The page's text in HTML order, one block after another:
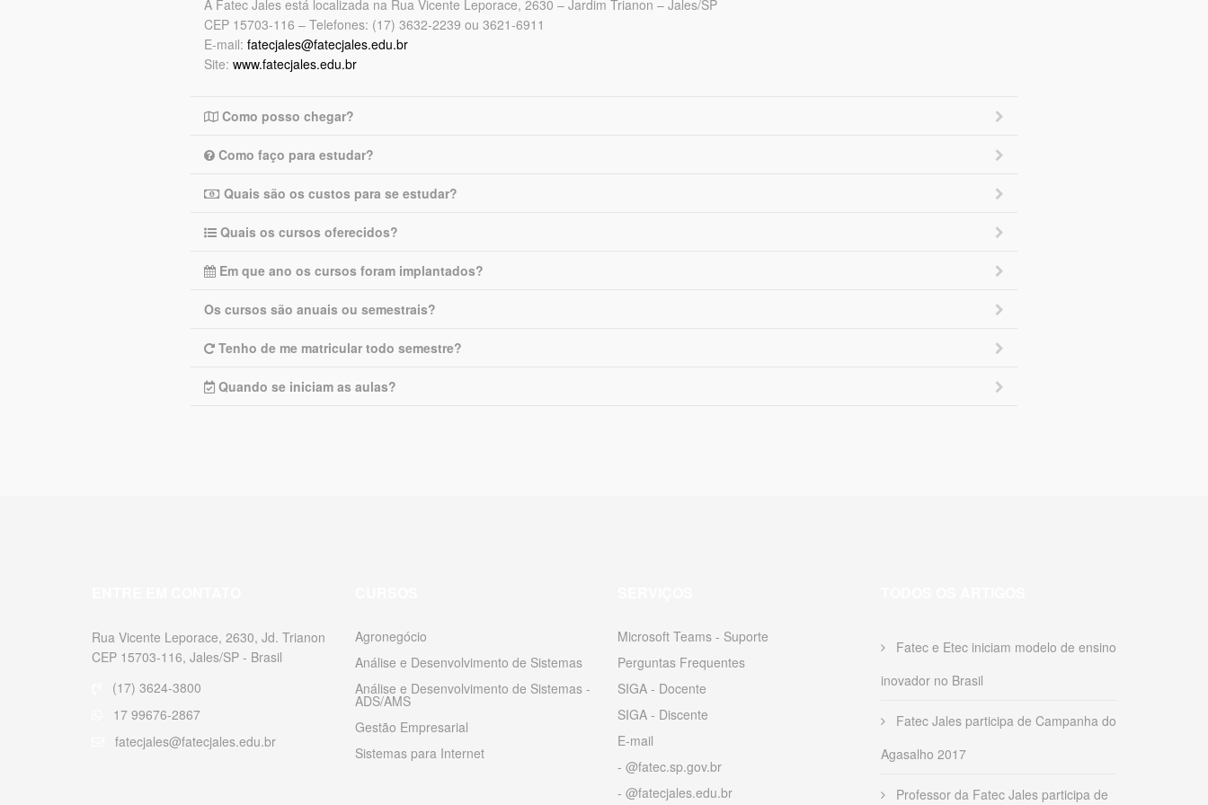
A Fatec Jales está localizada na Rua Vicente Leporace, 2630 – Jardim Trianon – Jales/SP
CEP 15703-116 – Telefones: (17) 3632-2239 ou 3621-6911
E-mail: fatecjales@fatecjales.edu.br
Site: www.fatecjales.edu.br
Como posso chegar?
Como faço para estudar?
Quais são os custos para se estudar?
Quais os cursos oferecidos?
Em que ano os cursos foram implantados?
Os cursos são anuais ou semestrais?
Tenho de me matricular todo semestre?
Quando se iniciam as aulas?
Rua Vicente Leporace, 2630, Jd. Trianon
CEP 15703-116, Jales/SP - Brasil
(17) 3624-3800
17 99676-2867
fatecjales@fatecjales.edu.br
Agronegócio
Análise e Desenvolvimento de Sistemas
Análise e Desenvolvimento de Sistemas -
ADS/AMS
Gestão Empresarial
Sistemas para Internet
Microsoft Teams - Suporte
Perguntas Frequentes
SIGA - Docente
SIGA - Discente
E-mail
- @fatec.sp.gov.br
- @fatecjales.edu.br
Fatec e Etec iniciam modelo de ensino
inovador no Brasil
Fatec Jales participa de Campanha do
Agasalho 2017
Professor da Fatec Jales participa de